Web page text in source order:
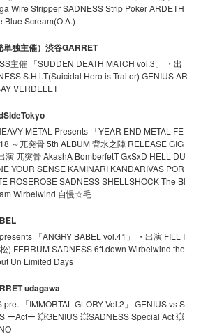
Wire Stripper SADNESS Strip Poker ARDETH
Blue Scream(O.A.)
単独主催）渋谷GARRET
主催 「SUDDEN DEATH MATCH vol.3」 ・出
S.H.i.T(Suicidal Hero is Traitor) GENIUS AR
VERDELET
METAL Presents 「YEAR END METAL FE
～兀突骨 5th ALBUM 背水之陣 RELEASE GIG
演 兀突骨 AkashA BomberfetT GxSxD HELL DU
YOUR SENSE KAMINARI KANDARIVAS POR
ROSEROSE SADNESS SHELLSHOCK The Bl
Wirbelwind 自慢☆毛
「ANGRY BABEL vol.41」 ・出演 FILL I
) FERRUM SADNESS 6ft.down Wirbelwind the
Un Limited Days
udagawa
pre. 「IMMORTAL GLORY Vol.2」 GENIUS vs S
ーActー 💥GENIUS 💥SADNESS Special Act 💥